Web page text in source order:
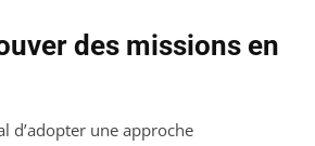
des missions en
d’adopter une approche